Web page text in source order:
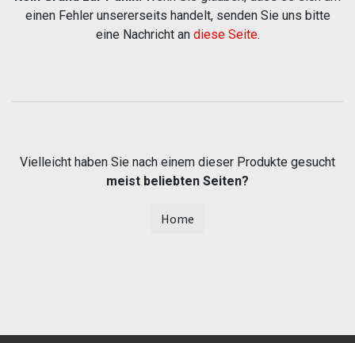
einen Fehler unsererseits handelt, senden Sie uns bitte
eine Nachricht an diese Seite.
Vielleicht haben Sie nach einem dieser Produkte gesucht
meist beliebten Seiten?
Home